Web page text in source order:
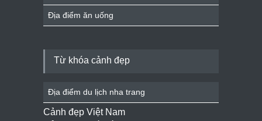
Địa điểm ăn uống
Từ khóa cảnh đẹp
Địa điểm du lịch nha trang
Cảnh đẹp Việt Nam